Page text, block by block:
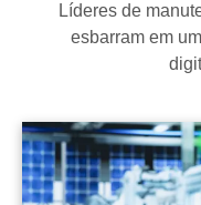
Líderes de
esbarram em